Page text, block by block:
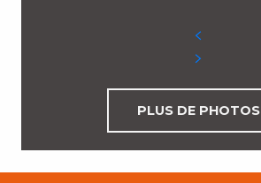
PLUS DE PHOTOS